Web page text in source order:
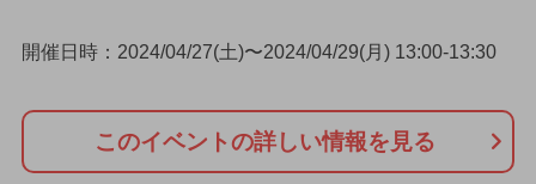
開催日時：2024/04/27(土)〜2024/04/29(月) 13:00-13:30
このイベントの詳しい情報を見る